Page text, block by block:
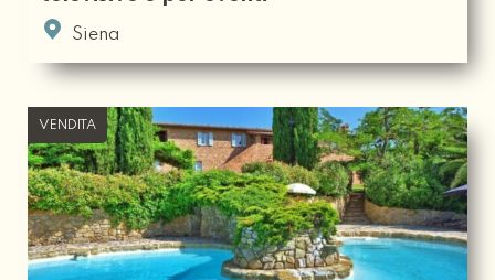
Siena
VENDITA